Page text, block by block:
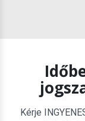
Kérje